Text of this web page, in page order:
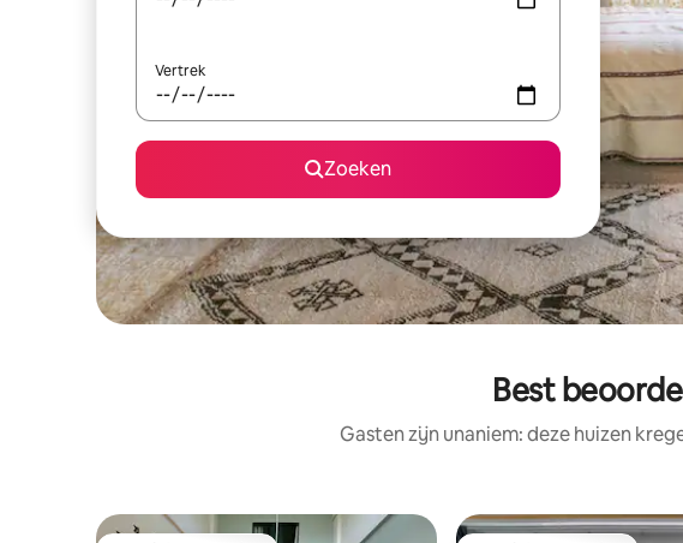
Vertrek
Zoeken
Best
Gasten zijn unaniem: deze huizen